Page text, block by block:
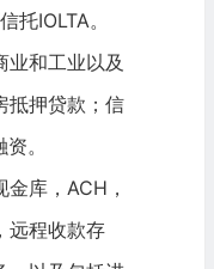
托IOLTA。
业和工业以及
抵押贷款；信
。
库，ACH，
远程收款存